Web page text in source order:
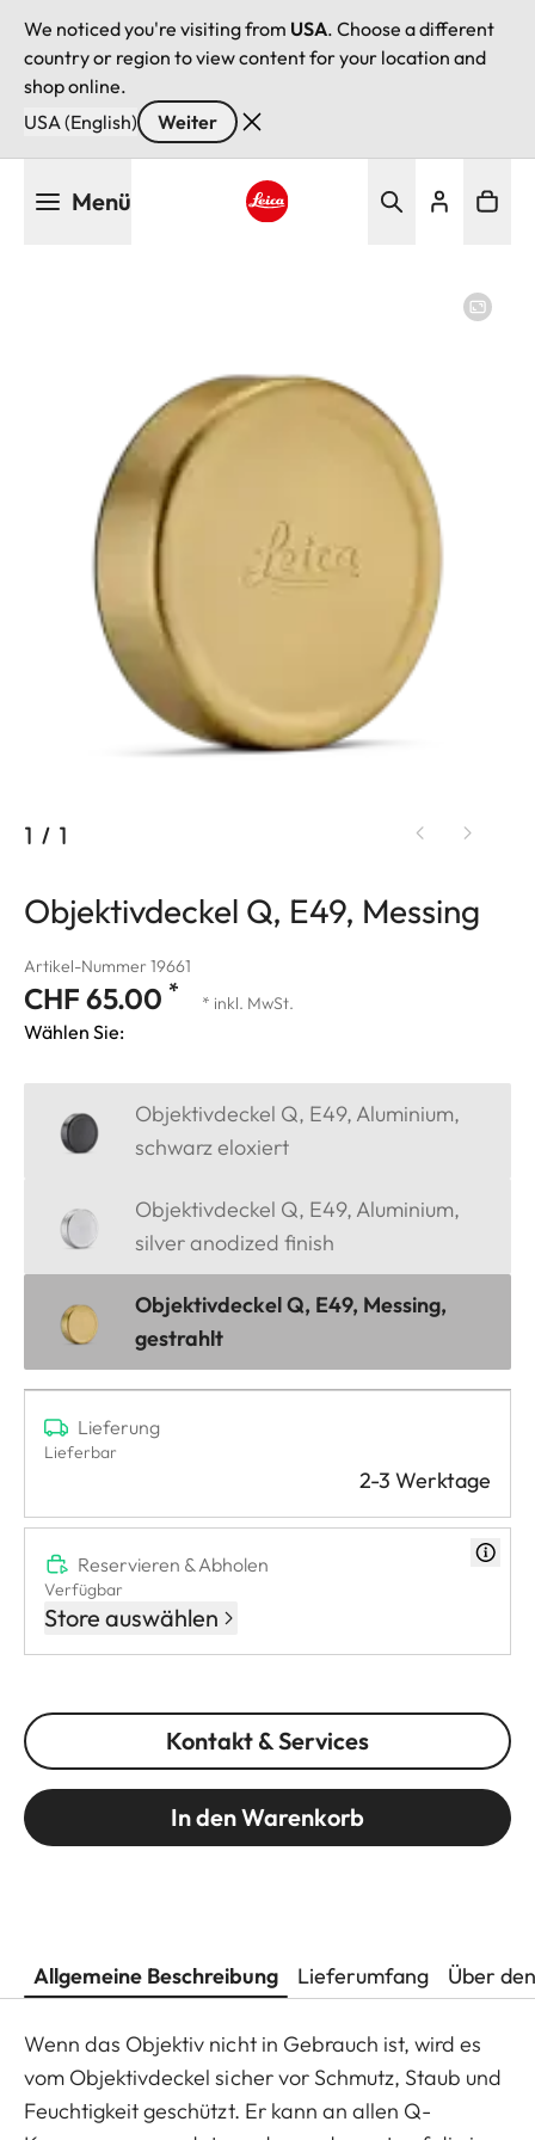
We noticed you're visiting from USA. Choose a different
country or region to view content for your location and
shop online.
USA (English)
Weiter
Menü
1 / 1
Objektivdeckel Q, E49, Messing
Artikel-Nummer 19661
CHF 65.00 * * inkl. MwSt.
Wählen Sie:
Objektivdeckel Q, E49, Aluminium,
schwarz eloxiert
Objektivdeckel Q, E49, Aluminium,
silver anodized finish
Objektivdeckel Q, E49, Messing,
gestrahlt
Lieferung
Lieferbar
2-3 Werktage
Reservieren & Abholen
Verfügbar
Store auswählen
Kontakt & Services
In den Warenkorb
Allgemeine Beschreibung Lieferumfang Über
Wenn das Objektiv nicht in Gebrauch ist, wird es
vom Objektivdeckel sicher vor Schmutz, Staub und
Feuchtigkeit geschützt. Er kann an allen Q-